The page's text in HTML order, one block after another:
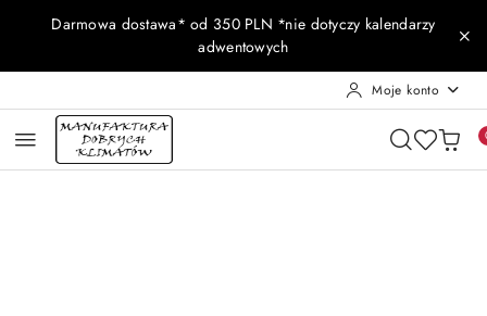
Przejdź do treści głównej
Przejdź do wyszukiwarki
Przejdź do moje konto
Przejdź do menu głównego
Przejdź do opisu produktu
Przejdź do stopki
Darmowa dostawa* od 350 PLN *nie dotyczy kalendarzy
adwentowych
Moje konto